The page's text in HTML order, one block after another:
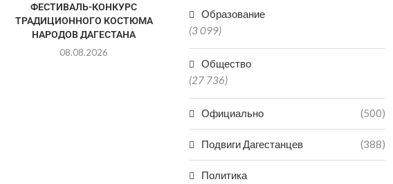
ФЕСТИВАЛЬ-КОНКУРС
ТРАДИЦИОННОГО КОСТЮМА
НАРОДОВ ДАГЕСТАНА
08.08.2026
Образование
(3 099)
Общество
(27 736)
Официально (500)
Подвиги Дагестанцев (388)
Политика